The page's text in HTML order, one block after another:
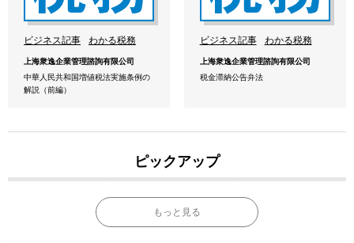
ビジネス記事 わかる税務
上海衆逸企業管理諮詢有限公司
中華人民共和国増値税法実施条例の
解説（前編）
ビジネス記事 わかる税務
上海衆逸企業管理諮詢有限公司
税金滞納公告弁法
ピックアップ
もっと見る